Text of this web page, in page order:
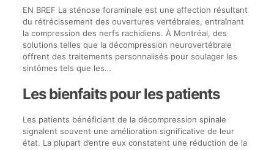
EN BREF La sténose foraminale est une affection résultant
du rétrécissement des ouvertures vertébrales, entraînant
la compression des nerfs rachidiens. À Montréal, des
solutions telles que la décompression neurovertébrale
offrent des traitements personnalisés pour soulager les
sintômes tels que les…
Les bienfaits pour les patients
Les patients bénéficiant de la décompression spinale
signalent souvent une amélioration significative de leur
état. La plupart d’entre eux constatent une réduction de la